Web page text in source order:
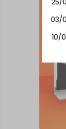
03/
10/